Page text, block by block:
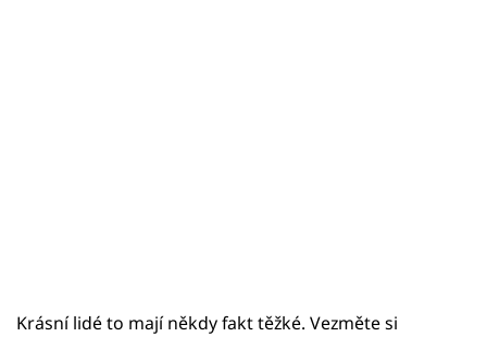
Krásní lidé to mají někdy fakt těžké. Vezměte si